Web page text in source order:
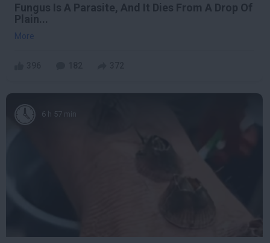
Fungus Is A Parasite, And It Dies From A Drop Of
Plain...
More
6 h 57 min